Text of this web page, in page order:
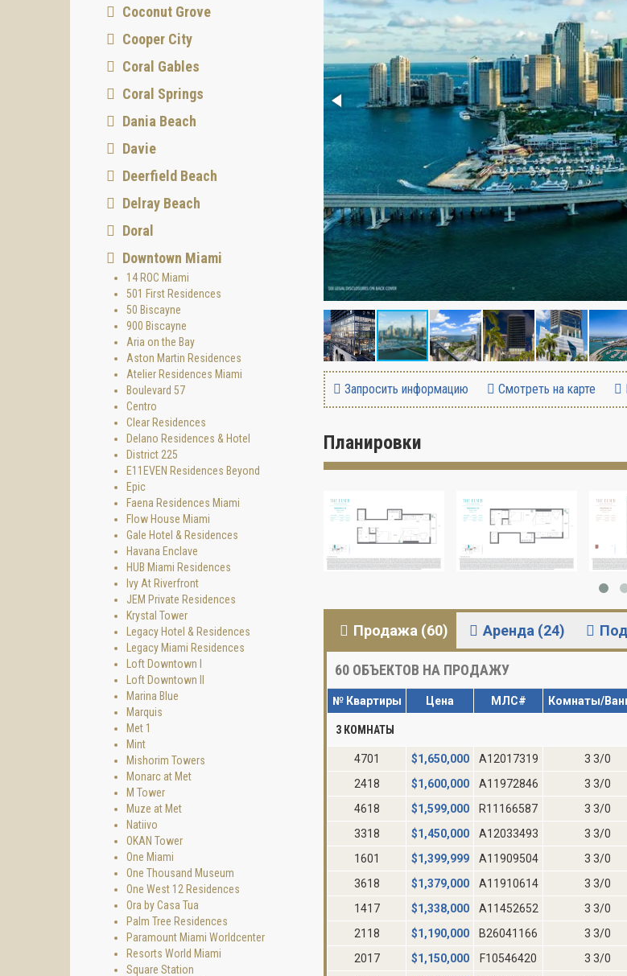
Запросить информацию Смотреть на карте
Планировки
Продажа (60) Аренда (24)
60 ОБЪЕКТОВ НА ПРОДАЖУ
№ Квартиры Цена МЛС# Комнаты/
3 КОМНАТЫ
4701 $1,650,000 A12017319 3 3/0
2418
$1,600,000 A11972846 3 3/0
4618
$1,599,000 R11166587 3 3/0
3318
$1,450,000 A12033493 3 3/0
1601
$1,399,999 A11909504 3 3/0
3618
$1,379,000 A11910614 3 3/0
1417
$1,338,000 A11452652 3 3/0
2118
$1,190,000 B26041166 3 3/0
2017
$1,150,000 F10546420 3 3/0
Coconut Grove
Cooper City
Coral Gables
Coral Springs
Dania Beach
Davie
Deerfield Beach
Delray Beach
Doral
Downtown Miami
14 ROC Miami
501 First Residences
50 Biscayne
900 Biscayne
Aria on the Bay
Aston Martin Residences
Atelier Residences Miami
Boulevard 57
Centro
Clear Residences
Delano Residences & Hotel
District 225
E11EVEN Residences Beyond
Epic
Faena Residences Miami
Flow House Miami
Gale Hotel & Residences
Havana Enclave
HUB Miami Residences
Ivy At Riverfront
JEM Private Residences
Krystal Tower
Legacy Hotel & Residences
Legacy Miami Residences
Loft Downtown I
Loft Downtown II
Marina Blue
Marquis
Met 1
Mint
Mishorim Towers
Monarc at Met
M Tower
Muze at Met
Natiivo
OKAN Tower
One Miami
One Thousand Museum
One West 12 Residences
Ora by Casa Tua
Palm Tree Residences
Paramount Miami Worldcenter
Resorts World Miami
Square Station